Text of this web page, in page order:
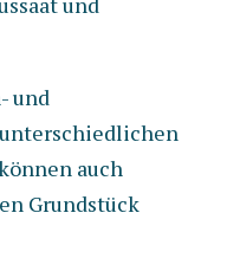
und
auch
Grundstück